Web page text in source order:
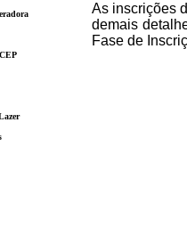
As inscrições
demais
Fase de